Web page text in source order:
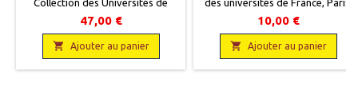
France, Les Belles Lettres,
2019,13 x 19, XLVIII + 160 pages,
broché.Neuf. 9782251014852
47,00 €
 Ajouter au panier
Les Belles Lettres, 1930, 13 x 20,
XV + 99 p., broché, occasion. Bon
état, couverture défraîchie. Léger
manque de papier en bas de dos.
Non coupé.Protégé par du
10,00 €
 Ajouter au panier